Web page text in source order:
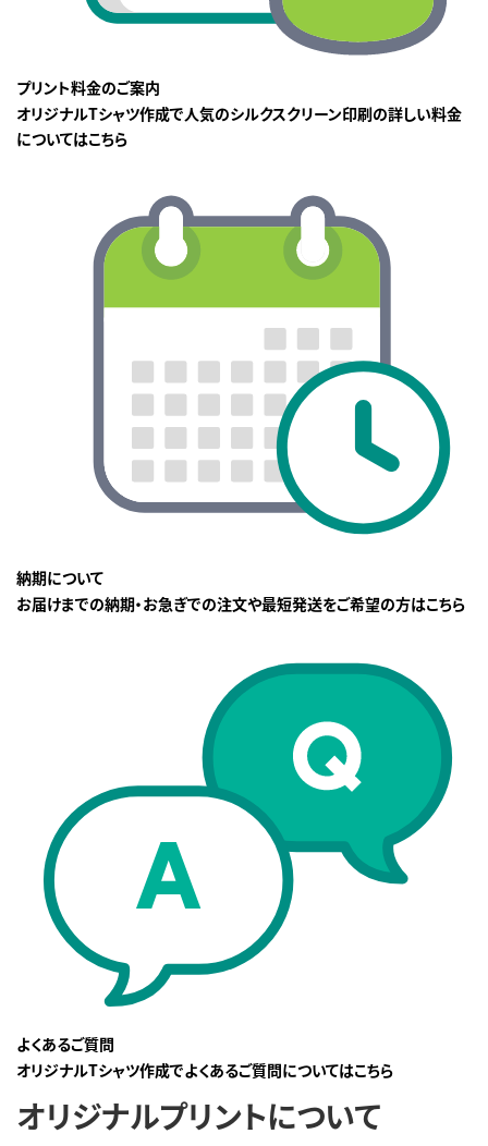
プリント料金のご案内
オリジナルTシャツ作成で人気のシルクスクリーン印刷の詳しい料金
についてはこちら
納期について
お届けまでの納期・お急ぎでの注文や最短発送をご希望の方はこちら
よくあるご質問
オリジナルTシャツ作成でよくあるご質問についてはこちら
オリジナルプリントについて